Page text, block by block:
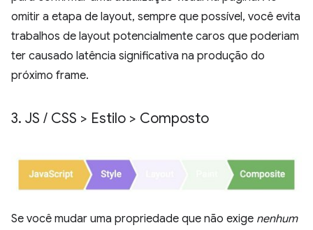
omitir a etapa de layout, sempre que possível, você evita
trabalhos de layout potencialmente caros que poderiam
ter causado latência significativa na produção do
próximo frame.
3. JS / CSS > Estilo > Composto
Se você mudar uma propriedade que não exige nenhum